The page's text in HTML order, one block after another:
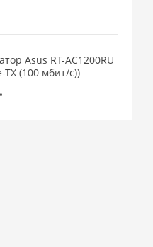
Asus RT-AC1200RU
TX (100 мбит/с))